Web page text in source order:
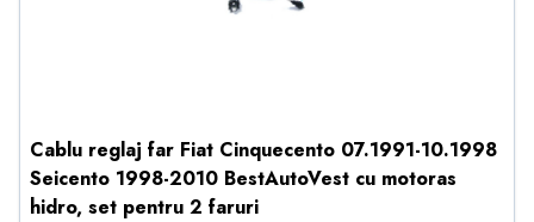
Cablu reglaj far Fiat Cinquecento 07.1991-10.1998
Seicento 1998-2010 BestAutoVest cu motoras
hidro, set pentru 2 faruri